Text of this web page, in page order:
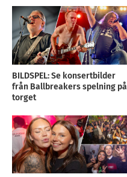
BILDSPEL: Se konsertbilder
från Ballbreakers spelning på
torget